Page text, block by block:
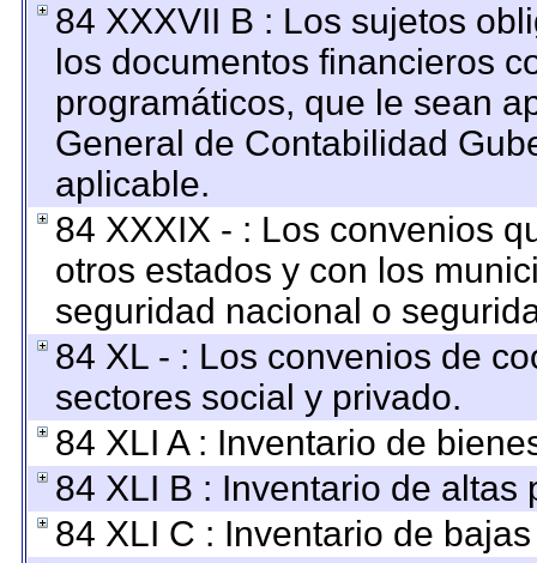
84 XXXVII B : Los sujetos
los documentos financieros
programáticos, que le sean
General de Contabilidad
aplicable.
84 XXXIX - : Los convenios
otros estados y con los
seguridad nacional o
84 XL - : Los convenios de
sectores social y privado.
84 XLI A : Inventario de
84 XLI B : Inventario de
84 XLI C : Inventario de